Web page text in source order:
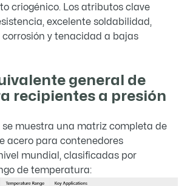
criogénico. Los atributos clave
excelente soldabilidad,
y tenacidad a bajas
general de
recipientes a presión
muestra una matriz completa de
acero para contenedores
mundial, clasificadas por
de temperatura: